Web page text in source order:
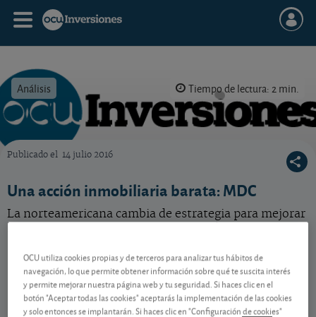
Análisis Tiempo de lectura: 2 min.
Publicado el 14 julio 2016
Una acción inmobiliaria barata: MDC
La norteamericana cambia de estrategia para mejorar
Contenido reservado a SOCIOS
OCU utiliza cookies propias y de terceros para analizar tus hábitos de
navegación, lo que permite obtener información sobre qué te suscita interés
y permite mejorar nuestra página web y tu seguridad. Si haces clic en el
botón "Aceptar todas las cookies" aceptarás la implementación de las cookies
y solo entonces se implantarán. Si haces clic en "Configuración de cookies"